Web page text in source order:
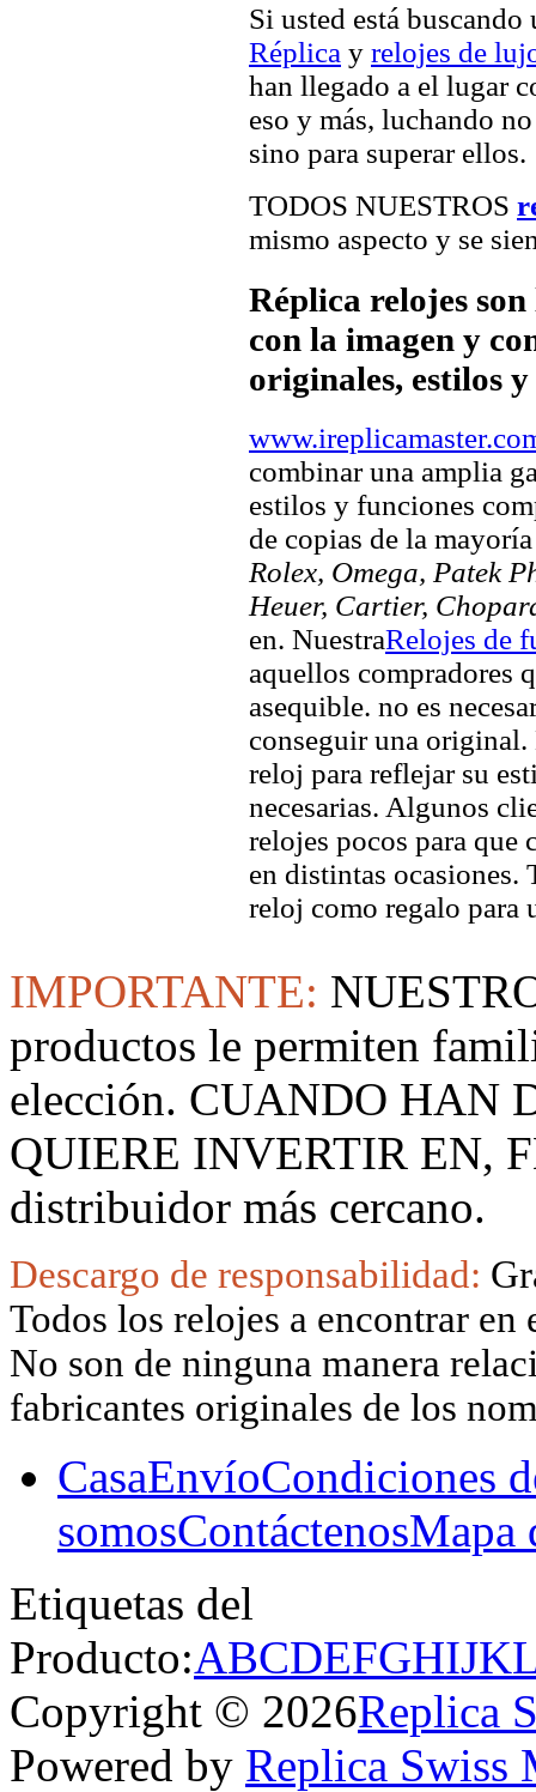
Si usted está
Réplica y relojes de
han llegado a el lugar
eso y más, luchando
sino para superar ellos.
TODOS NUESTROS
mismo aspecto y se
Réplica relojes
con la imagen y
originales, estilos
combinar una amplia
estilos y funciones
de copias de la
Rolex, Omega, Patek
Heuer, Cartier,
en. NuestraRelojes de
aquellos compradores
asequible. no es
conseguir una
reloj para reflejar su
necesarias. Algunos
relojes pocos para que
en distintas ocasiones.
reloj como regalo para
IMPORTANTE:
productos le permiten
elección. CUANDO HAN
QUIERE INVERTIR EN,
distribuidor más cercano.
Descargo de responsabilidad:
Todos los relojes a encontrar
No son de ninguna manera
fabricantes originales de los
CasaEnvíoCondiciones
somosContáctenosMapa
Etiquetas del
Producto:ABCDEFGHIJK
Copyright © 2026Replica
Powered by Replica Swiss